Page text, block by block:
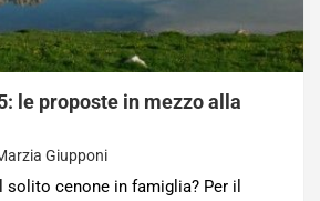
le proposte in mezzo alla
Giupponi
solito cenone in famiglia? Per il